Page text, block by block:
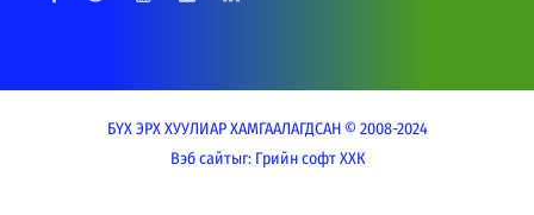
БҮХ ЭРХ ХУУЛИАР ХАМГААЛАГДСАН © 2008-2024
Вэб сайтыг: Грийн софт ХХК